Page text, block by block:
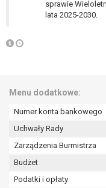
sprawie
lata 2025-2030.
Menu dodatkowe:
Numer konta bankowego
Uchwały Rady
Zarządzenia Burmistrza
Budżet
Podatki i opłaty
że
podstaw